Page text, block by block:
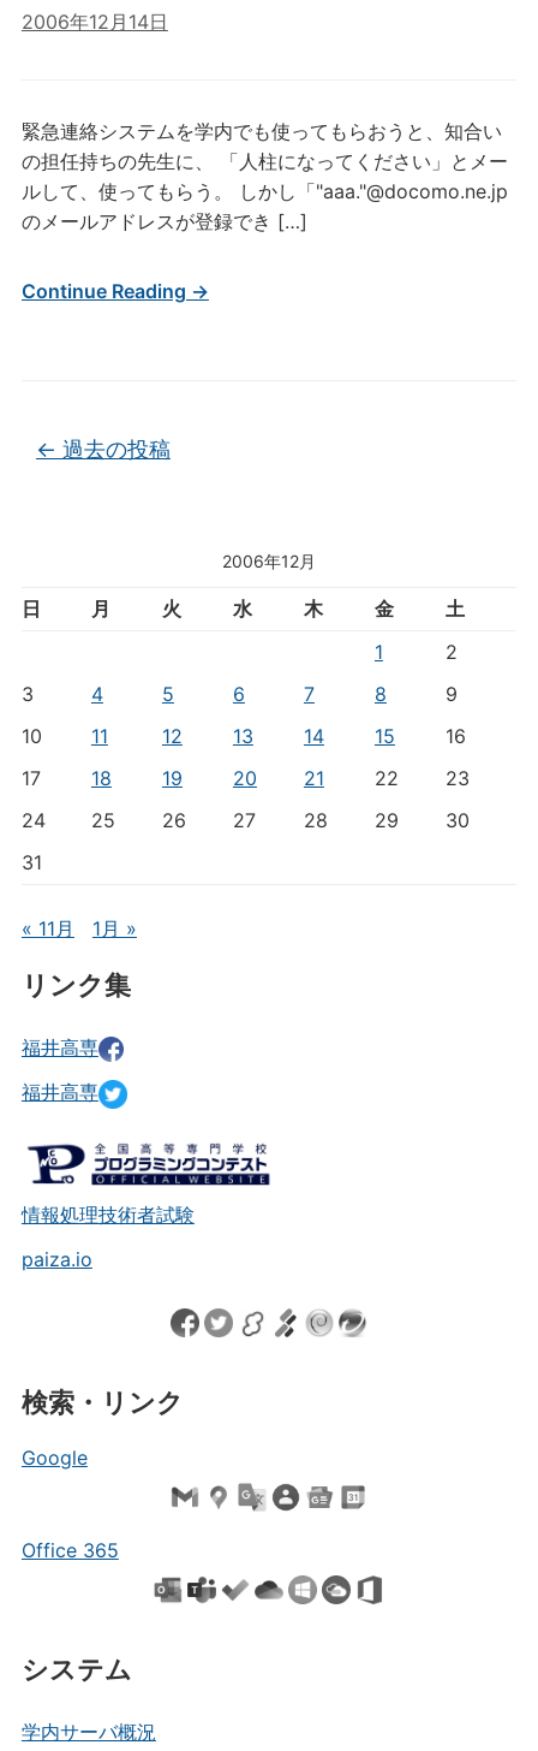
2006年12月
日 月 火 水 木 金
土
1
2
3
4 5 6 7 8
9
10
11 12 13 14 15
16
17
18 19 20 21 22
23
24
25 26 27 28 29
30
31
« 11月 1月 »
リンク集
福井高専
福井高専
情報処理技術者試験
paiza.io
検索・リンク
Google
Office 365
2006年12月14日
緊急連絡システムを学内でも使ってもらおうと、知合い
の担任持ちの先生に、 「人柱になってください」とメー
ルして、使ってもらう。 しかし「"aaa."@docomo.ne.jp
のメールアドレスが登録でき […]
Continue Reading →
投稿ナビゲーション
← 過去の投稿
システム
学内サーバ概況